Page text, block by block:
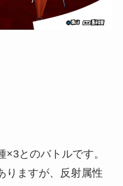
とのバトルです。
りますが、反射属性